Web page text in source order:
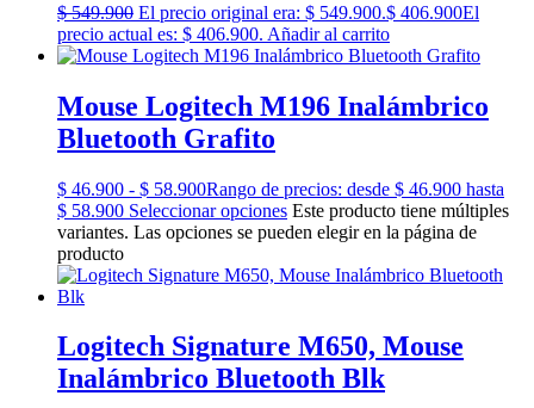
$549.900 El precio original era: $ 549.900.$ 406.900El
precio actual es: $ 406.900. Añadir al carrito
Mouse Logitech M196 Inalámbrico
Bluetooth Grafito
$ 46.900 - $ 58.900Rango de precios: desde $ 46.900 hasta
$ 58.900 Seleccionar opciones Este producto tiene múltiples
variantes. Las opciones se pueden elegir en la página de
producto
Logitech Signature M650, Mouse
Inalámbrico Bluetooth Blk